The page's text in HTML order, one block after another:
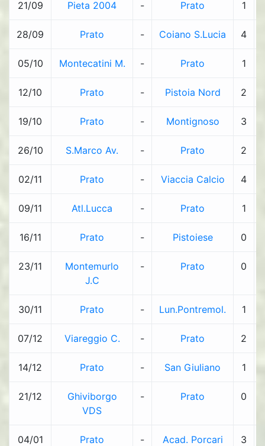
21/09 Pieta 2004 - Prato 1
28/09 Prato - Coiano S.Lucia 4
05/10 Montecatini M. - Prato 1
12/10 Prato - Pistoia Nord 2
19/10 Prato - Montignoso 3
26/10 S.Marco Av. - Prato 2
02/11 Prato - Viaccia Calcio 4
09/11 Atl.Lucca - Prato 1
16/11 Prato - Pistoiese 0
23/11
Montemurlo
J.C
- Prato 0
30/11 Prato - Lun.Pontremol. 1
07/12 Viareggio C. - Prato 2
14/12 Prato - San Giuliano 1
21/12
Ghiviborgo
VDS
- Prato 0
04/01 Prato - Acad. Porcari 3